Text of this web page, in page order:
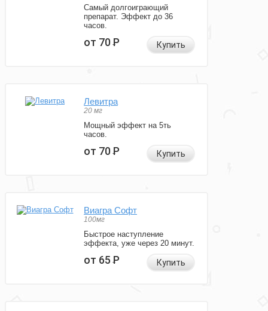
Самый долгоиграющий
препарат. Эффект до 36
часов.
от 70Р Купить
Левитра
20 мг
Мощный эффект на 5ть
часов.
от 70Р Купить
Виагра Софт
100мг
Быстрое наступление
эффекта, уже через 20 минут.
от 65Р Купить